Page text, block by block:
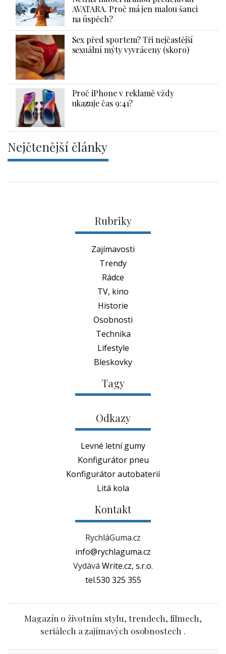
AVATARA. Proč má jen malou šanci
na úspěch?
Sex před sportem? Tři nejčastější
sexuální mýty vyvráceny (skoro)
Proč iPhone v reklamě vždy
ukazuje čas 9:41?
Nejčtenější články
Rubriky
Zajímavosti
Trendy
Rádce
TV, kino
Historie
Osobnosti
Technika
Lifestyle
Bleskovky
Tagy
Odkazy
Levné letní gumy
Konfigurátor pneu
Konfigurátor autobaterií
Litá kola
Kontakt
RychláGuma.cz
info@rychlaguma.cz
Vydává Write.cz, s.r.o.
tel.530 325 355
Magazín o životním stylu, trendech, filmech,
seriálech a zajímavých osobnostech .